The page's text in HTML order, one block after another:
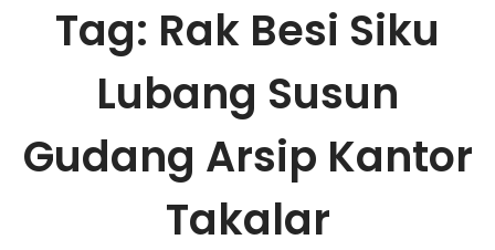
Tag: Rak Besi Siku
Lubang Susun
Gudang Arsip Kantor
Takalar